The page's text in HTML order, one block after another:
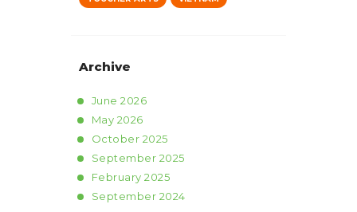
Archive
June2026
May 2026
October 2025
September 2025
February2025
September 2024